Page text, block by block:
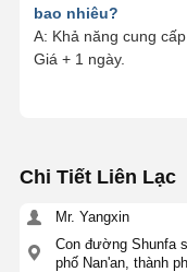
bao nhiêu?
A: Khả năng cung
Giá + 1 ngày.
Chi Tiết Liên Lạc
Mr. Yangxin
Con đường Shunfa
phố Nan'an, thành